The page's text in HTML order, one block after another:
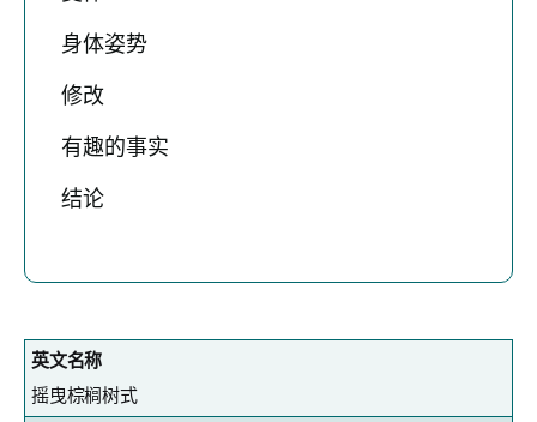
身体姿势
修改
有趣的事实
结论
英文名称
摇曳棕榈树式